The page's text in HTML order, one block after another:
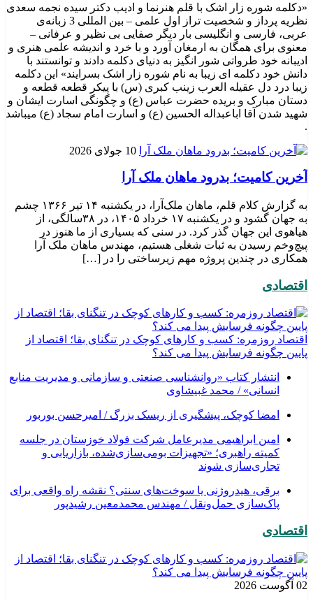
«دکلمه شوره زار اشک با قلم هنرنما و ادیب دکتر سیده نجمه سعدی
نظریه پرداز و شخصیت تراز اول علمی – بین المللی 3 زبانه‌ی
عربی، فارسی و انگلیسی بار دیگر صفایی بی نظیر و عرفانی –
معنوی برای همگان به ارمغان آورد و با خرد و اندیشه علمی هنری و
ادیبانه خود طرواتی شور انگیز به دنیای دکلمه دادند و توانستند با
دانش خود دکلمه ای زیبا به نام شوره زار اشک بسرایند» این دکلمه
زیبا درد دل عقیله العرب زینب کبری (س) با پیکر قطعه قطعه و
دستان مبارک و بریده حضرت عباس (ع) و چگونگی اسارت ایشان و
شهید شدن آقا اباعبداله الحسین (ع) و اسارت امام سجاد (ع) میباشد
.
10 جولای 2026
​آخرین کامیت؛ بدرود ماهان ملک آرا
به گزارش کلام قلم، ماهان ملک‌آرا، در یکشنبه ۱۴ تیر ۱۳۶۶ چشم
به جهان گشود و در یکشنبه ۱۷ خرداد ۱۴۰۵، در ۳۸سالگی، از
هیاهوی این جهان گذر کرد. در سنی که بسیاری از ما هنوز در
پیچ‌وخم رسیدن به ثبات شغلی هستیم، مهندس ماهان ملک آرا
همکاری در چندین پروژه مهم زیرساختی را در […]
اقتصادی
اقتصاد روزمره: کسب‌ و کارهای کوچک در تنگنای بقا؛ اقتصاد از
پایین چگونه فرسایش پیدا می کند؟
انتشار کتاب «روانشناسی صنعتی و سازمانی و مدیریت منابع
انسانی» / محمد غبیشاوی
امضا کوچک، پیشگیری از ریسک بزرگ / امیرحسن بوربور
امین ابراهیمی مدیرعامل شرکت فولاد خوزستان در جلسه
کمیته راهبری؛ «تجهیزات بومی‌سازی‌شده، بازاریابی و
تجاری‌سازی شوند
برقی، هیدروژنی یا سوخت‌های سنتی؟ نقشه راه واقعی برای
پاک‌سازی حمل‌ونقل / مهندس محمدمعین رشیدپور
اقتصادی
02 آگوست 2026